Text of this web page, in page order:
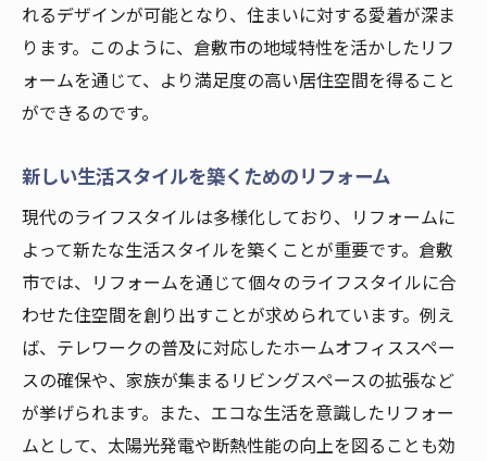
れるデザインが可能となり、住まいに対する愛着が深ま
ります。このように、倉敷市の地域特性を活かしたリフ
ォームを通じて、より満足度の高い居住空間を得ること
ができるのです。
新しい生活スタイルを築くためのリフォーム
現代のライフスタイルは多様化しており、リフォームに
よって新たな生活スタイルを築くことが重要です。倉敷
市では、リフォームを通じて個々のライフスタイルに合
わせた住空間を創り出すことが求められています。例え
ば、テレワークの普及に対応したホームオフィススペー
スの確保や、家族が集まるリビングスペースの拡張など
が挙げられます。また、エコな生活を意識したリフォー
ムとして、太陽光発電や断熱性能の向上を図ることも効